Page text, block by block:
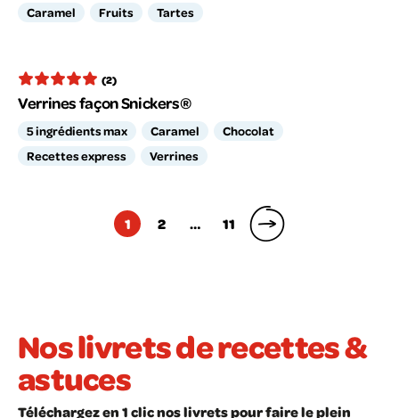
Caramel Fruits Tartes
(2)
Verrines façon Snickers®
5 ingrédients max Caramel
Chocolat
Recettes express
Verrines
Pagination
1 2 … 11
Nos livrets de recettes &
astuces
Téléchargez en 1 clic nos livrets pour faire le plein